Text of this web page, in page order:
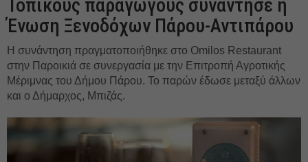
Τοπικούς παραγωγούς συνάντησε η
Ένωση Ξενοδόχων Πάρου-Αντιπάρου
Η συνάντηση πραγματοποιήθηκε στο Omilos Restaurant
στην Παροικιά σε συνεργασία με την Επιτροπή Αγροτικής
Μέριμνας του Δήμου Πάρου. Το παρών έδωσε μεταξύ άλλων
και ο Δήμαρχος, Μπιζάς.